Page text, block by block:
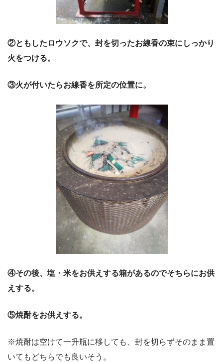
②ともしたロウソクで、封を切ったお線香の束にしっかり
火をつける。
③火が付いたらお線香を所定の位置に。
④その後、塩・米をお供えする箱があるのでそちらにお供
えする。
⑤焼酎をお供えする。
※焼酎は空けて一升瓶に移しても、封を切らずそのまま置
いてもどちらでも良いそう。